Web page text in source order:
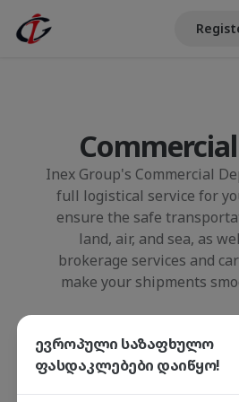
Inex Group's Commercial
full logistical service for
ensure the safe
land, air, and sea, as
brokerage services and
make your shipments
ევროპული საზაფხულო
ფასდაკლებები დაიწყო!